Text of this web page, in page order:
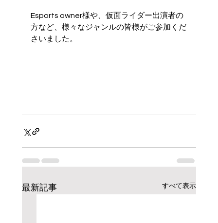
Esports owner様や、仮面ライダー出演者の
方など、様々なジャンルの皆様がご参加くだ
さいました。
最新記事 すべて表示